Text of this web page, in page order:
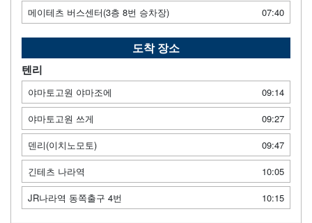
메이테츠 버스센터(3층 8번 승차장) 07:40
도착 장소
텐리
야마토고원 야마조에
09:14
야마토고원 쓰게
09:27
덴리(이치노모토)
09:47
긴테츠 나라역
10:05
JR나라역 동쪽출구 4번
10:15